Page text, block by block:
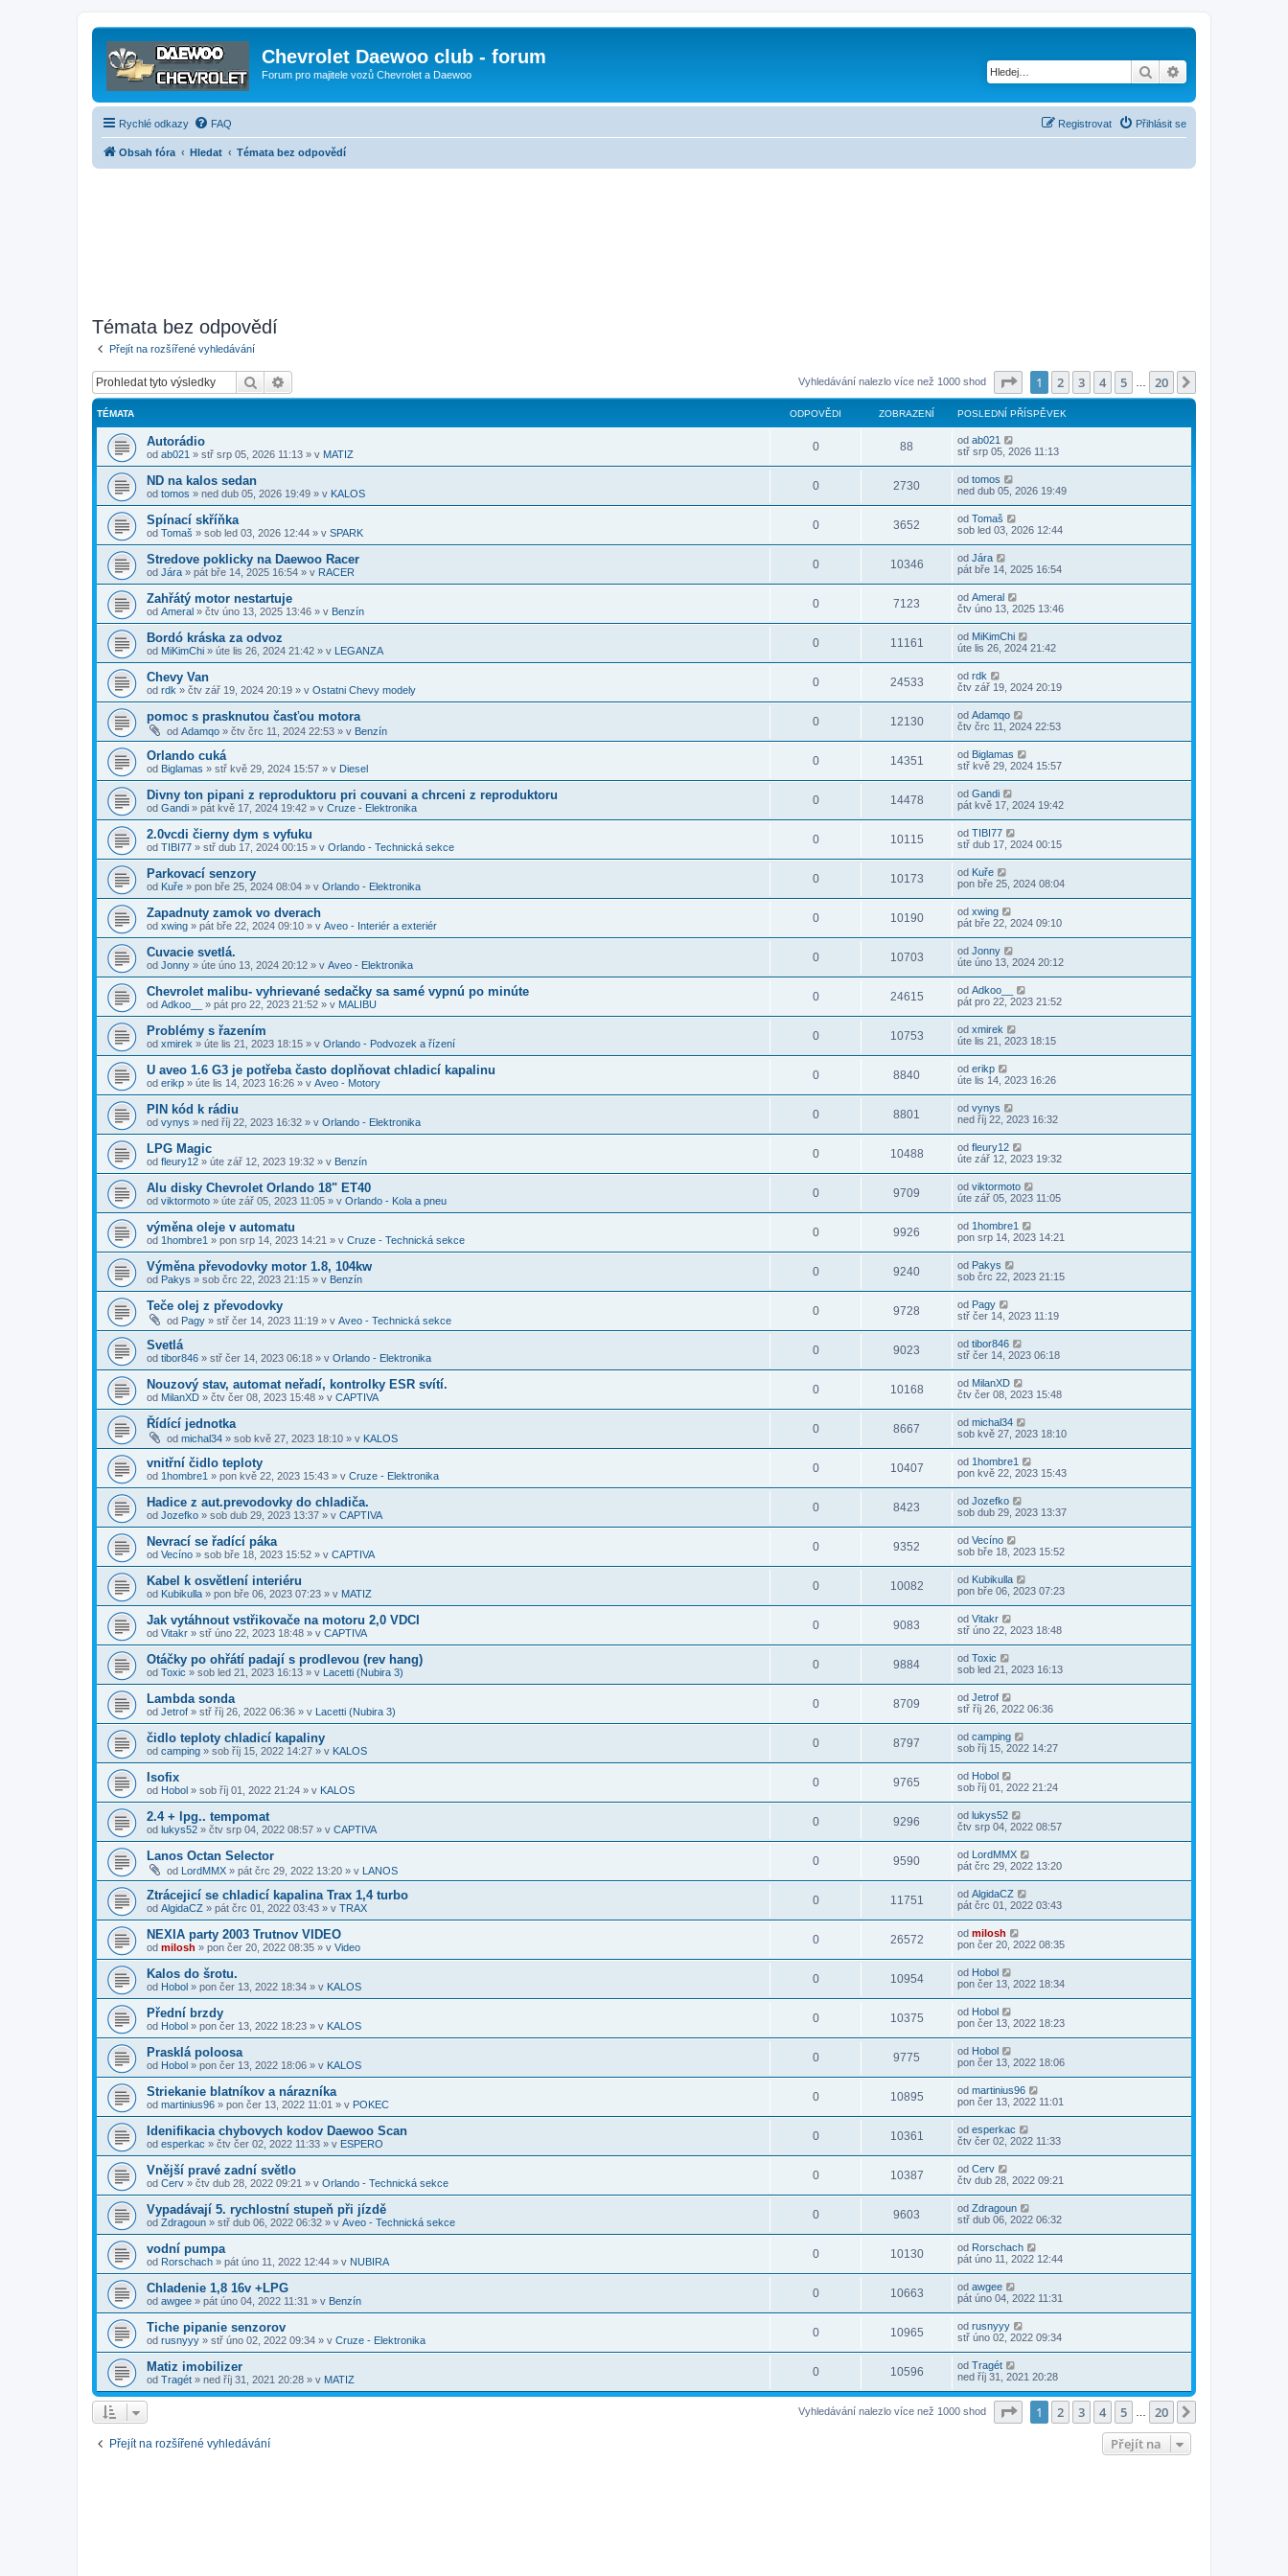
Chevrolet Daewoo club - forum
Forum pro majitele vozů Chevrolet a Daewoo Hledat
Rychlé odkazy FAQ Přihlásit se
Registrovat
Obsah fóra Hledat Témata bez odpovědí
Témata bez odpovědí
Přejít na rozšířené vyhledávání
Hledat Vyhledávání nalezlo více než 1000 shod Stránka z
1 2 3 4 5 20
TÉMATA ODPOVĚDI ZOBRAZENÍ POSLEDNÍ PŘÍSPĚVEK
Autorádio
od ab021 » stř srp 05, 2026 11:13 » v MATIZ
0 88 od ab021
stř srp 05, 2026 11:13
ND na kalos sedan
od tomos » ned dub 05, 2026 19:49 » v KALOS
0 2730 od tomos
ned dub 05, 2026 19:49
Spínací skříňka
od Tomaš » sob led 03, 2026 12:44 » v SPARK
0 3652 od Tomaš
sob led 03, 2026 12:44
Stredove poklicky na Daewoo Racer
od Jára » pát bře 14, 2025 16:54 » v RACER
0 10346 od Jára
pát bře 14, 2025 16:54
Zahřátý motor nestartuje
od Ameral » čtv úno 13, 2025 13:46 » v Benzín
0 7123 od Ameral
čtv úno 13, 2025 13:46
Bordó kráska za odvoz
od MiKimChi » úte lis 26, 2024 21:42 » v LEGANZA
0 11161 od MiKimChi
úte lis 26, 2024 21:42
Chevy Van
od rdk » čtv zář 19, 2024 20:19 » v Ostatni Chevy modely
0 24533 od rdk
čtv zář 19, 2024 20:19
pomoc s prasknutou časťou motora
od Adamqo » čtv črc 11, 2024 22:53 » v Benzín
0 12130 od Adamqo
čtv črc 11, 2024 22:53
Orlando cuká
od Biglamas » stř kvě 29, 2024 15:57 » v Diesel
0 14351 od Biglamas
stř kvě 29, 2024 15:57
Divny ton pipani z reproduktoru pri couvani a chrceni z reproduktoru
od Gandi » pát kvě 17, 2024 19:42 » v Cruze - Elektronika
0 14478 od Gandi
pát kvě 17, 2024 19:42
2.0vcdi čierny dym s vyfuku
od TIBI77 » stř dub 17, 2024 00:15 » v Orlando - Technická sekce
0 10115 od TIBI77
stř dub 17, 2024 00:15
Parkovací senzory
od Kuře » pon bře 25, 2024 08:04 » v Orlando - Elektronika
0 10173 od Kuře
pon bře 25, 2024 08:04
Zapadnuty zamok vo dverach
od xwing » pát bře 22, 2024 09:10 » v Aveo - Interiér a exteriér
0 10190 od xwing
pát bře 22, 2024 09:10
Cuvacie svetlá.
od Jonny » úte úno 13, 2024 20:12 » v Aveo - Elektronika
0 10703 od Jonny
úte úno 13, 2024 20:12
Chevrolet malibu- vyhrievané sedačky sa samé vypnú po minúte
od Adkoo__ » pát pro 22, 2023 21:52 » v MALIBU
0 24615 od Adkoo__
pát pro 22, 2023 21:52
Problémy s řazením
od xmirek » úte lis 21, 2023 18:15 » v Orlando - Podvozek a řízení
0 10753 od xmirek
úte lis 21, 2023 18:15
U aveo 1.6 G3 je potřeba často doplňovat chladicí kapalinu
od erikp » úte lis 14, 2023 16:26 » v Aveo - Motory
0 8840 od erikp
úte lis 14, 2023 16:26
PIN kód k rádiu
od vynys » ned říj 22, 2023 16:32 » v Orlando - Elektronika
0 8801 od vynys
ned říj 22, 2023 16:32
LPG Magic
od fleury12 » úte zář 12, 2023 19:32 » v Benzín
0 10488 od fleury12
úte zář 12, 2023 19:32
Alu disky Chevrolet Orlando 18" ET40
od viktormoto » úte zář 05, 2023 11:05 » v Orlando - Kola a pneu
0 9709 od viktormoto
úte zář 05, 2023 11:05
výměna oleje v automatu
od 1hombre1 » pon srp 14, 2023 14:21 » v Cruze - Technická sekce
0 9926 od 1hombre1
pon srp 14, 2023 14:21
Výměna převodovky motor 1.8, 104kw
od Pakys » sob črc 22, 2023 21:15 » v Benzín
0 9240 od Pakys
sob črc 22, 2023 21:15
Teče olej z převodovky
od Pagy » stř čer 14, 2023 11:19 » v Aveo - Technická sekce
0 9728 od Pagy
stř čer 14, 2023 11:19
Svetlá
od tibor846 » stř čer 14, 2023 06:18 » v Orlando - Elektronika
0 9023 od tibor846
stř čer 14, 2023 06:18
Nouzový stav, automat neřadí, kontrolky ESR svítí.
od MilanXD » čtv čer 08, 2023 15:48 » v CAPTIVA
0 10168 od MilanXD
čtv čer 08, 2023 15:48
Řídící jednotka
od michal34 » sob kvě 27, 2023 18:10 » v KALOS
0 8667 od michal34
sob kvě 27, 2023 18:10
vnitřní čidlo teploty
od 1hombre1 » pon kvě 22, 2023 15:43 » v Cruze - Elektronika
0 10407 od 1hombre1
pon kvě 22, 2023 15:43
Hadice z aut.prevodovky do chladiča.
od Jozefko » sob dub 29, 2023 13:37 » v CAPTIVA
0 8423 od Jozefko
sob dub 29, 2023 13:37
Nevrací se řadící páka
od Vecíno » sob bře 18, 2023 15:52 » v CAPTIVA
0 9352 od Vecíno
sob bře 18, 2023 15:52
Kabel k osvětlení interiéru
od Kubikulla » pon bře 06, 2023 07:23 » v MATIZ
0 10082 od Kubikulla
pon bře 06, 2023 07:23
Jak vytáhnout vstřikovače na motoru 2,0 VDCI
od Vitakr » stř úno 22, 2023 18:48 » v CAPTIVA
0 9083 od Vitakr
stř úno 22, 2023 18:48
Otáčky po ohřátí padají s prodlevou (rev hang)
od Toxic » sob led 21, 2023 16:13 » v Lacetti (Nubira 3)
0 9884 od Toxic
sob led 21, 2023 16:13
Lambda sonda
od Jetrof » stř říj 26, 2022 06:36 » v Lacetti (Nubira 3)
0 8709 od Jetrof
stř říj 26, 2022 06:36
čidlo teploty chladicí kapaliny
od camping » sob říj 15, 2022 14:27 » v KALOS
0 8797 od camping
sob říj 15, 2022 14:27
Isofix
od Hobol » sob říj 01, 2022 21:24 » v KALOS
0 9765 od Hobol
sob říj 01, 2022 21:24
2.4 + lpg.. tempomat
od lukys52 » čtv srp 04, 2022 08:57 » v CAPTIVA
0 9296 od lukys52
čtv srp 04, 2022 08:57
Lanos Octan Selector
od LordMMX » pát črc 29, 2022 13:20 » v LANOS
0 9590 od LordMMX
pát črc 29, 2022 13:20
Ztrácejicí se chladicí kapalina Trax 1,4 turbo
od AlgidaCZ » pát črc 01, 2022 03:43 » v TRAX
0 11751 od AlgidaCZ
pát črc 01, 2022 03:43
NEXIA party 2003 Trutnov VIDEO
od milosh » pon čer 20, 2022 08:35 » v Video
0 26572 od milosh
pon čer 20, 2022 08:35
Kalos do šrotu.
od Hobol » pon čer 13, 2022 18:34 » v KALOS
0 10954 od Hobol
pon čer 13, 2022 18:34
Přední brzdy
od Hobol » pon čer 13, 2022 18:23 » v KALOS
0 10375 od Hobol
pon čer 13, 2022 18:23
Prasklá poloosa
od Hobol » pon čer 13, 2022 18:06 » v KALOS
0 9775 od Hobol
pon čer 13, 2022 18:06
Striekanie blatníkov a nárazníka
od martinius96 » pon čer 13, 2022 11:01 » v POKEC
0 10895 od martinius96
pon čer 13, 2022 11:01
Idenifikacia chybovych kodov Daewoo Scan
od esperkac » čtv čer 02, 2022 11:33 » v ESPERO
0 10361 od esperkac
čtv čer 02, 2022 11:33
Vnější pravé zadní světlo
od Cerv » čtv dub 28, 2022 09:21 » v Orlando - Technická sekce
0 10387 od Cerv
čtv dub 28, 2022 09:21
Vypadávají 5. rychlostní stupeň při jízdě
od Zdragoun » stř dub 06, 2022 06:32 » v Aveo - Technická sekce
0 9603 od Zdragoun
stř dub 06, 2022 06:32
vodní pumpa
od Rorschach » pát úno 11, 2022 12:44 » v NUBIRA
0 10130 od Rorschach
pát úno 11, 2022 12:44
Chladenie 1,8 16v +LPG
od awgee » pát úno 04, 2022 11:31 » v Benzín
0 10663 od awgee
pát úno 04, 2022 11:31
Tiche pipanie senzorov
od rusnyyy » stř úno 02, 2022 09:34 » v Cruze - Elektronika
0 10965 od rusnyyy
stř úno 02, 2022 09:34
Matiz imobilizer
od Tragét » ned říj 31, 2021 20:28 » v MATIZ
0 10596 od Tragét
ned říj 31, 2021 20:28
Vyhledávání nalezlo více než 1000 shod Stránka z
1 2 3 4 5 20
Přejít na rozšířené vyhledávání Přejít na